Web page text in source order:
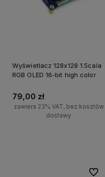
Wyświetlacz 128x128 1.5cala
RGB OLED 16-bit high color
79,00 zł
zawiera 23% VAT, bez kosztów
dostawy
Do